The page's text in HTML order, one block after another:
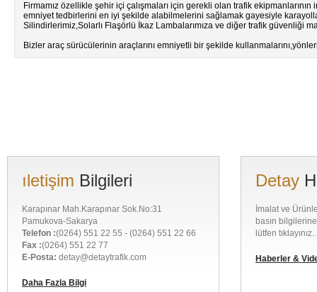
Firmamız özellikle şehir içi çalışmaları için gerekli olan trafik
emniyet tedbirlerini en iyi şekilde alabilmelerini sağlamak gayesiyle
Silindirlerimiz,Solarlı Flaşörlü İkaz Lambalarımıza ve diğer trafik güvenliği
Bizler araç sürücülerinin araçlarını emniyetli bir şekilde
ıletişim Bilgileri
Karapınar Mah.Karapınar Sok.No:31
Pamukova-Sakarya
Telefon :(0264) 551 22 55 - (0264) 551 22 66
Fax :(0264) 551 22 77
E-Posta: detay@detaytrafik.com
Daha Fazla Bilgi
Detay
İmalat ve
basın
lütfen
Haberler &